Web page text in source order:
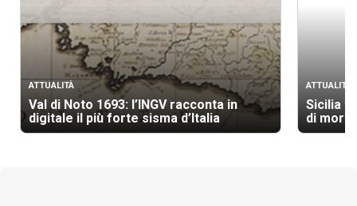
ATTUALITÀ
Val di Noto 1693: l’INGV racconta in
digitale il più forte sisma d’Italia
ATTUALITÀ
Sicilia
di morti